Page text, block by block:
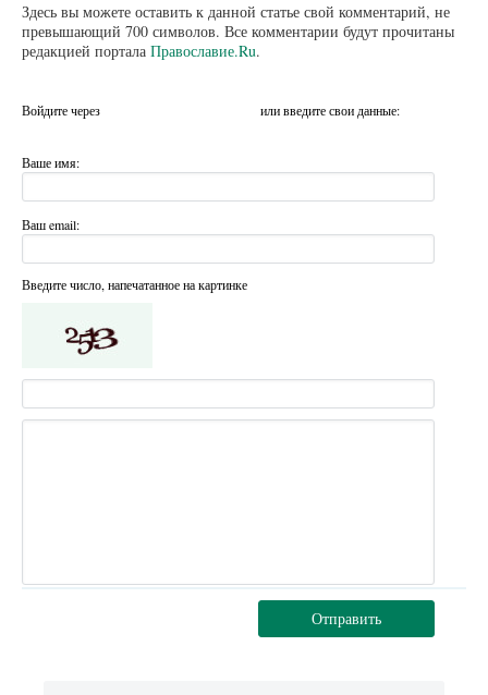
Здесь вы можете оставить к данной статье свой комментарий, не
превышающий 700 символов. Все комментарии будут прочитаны
редакцией портала Православие.Ru.
Войдите через или введите свои данные:
Ваше имя:
Ваш email:
Введите число, напечатанное на картинке
Отправить